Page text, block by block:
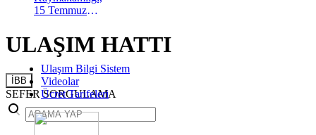
15 Temmuz
Millî Birlik
Günü
kapsamında
düzenlenecek
anma
programının
takvimini
açıkladı. "İrade
ULAŞIM HATTI
İBB
SEFER SORGULAMA
Ulaşım Bilgi Sistem
Videolar
Ücret Tarifeleri